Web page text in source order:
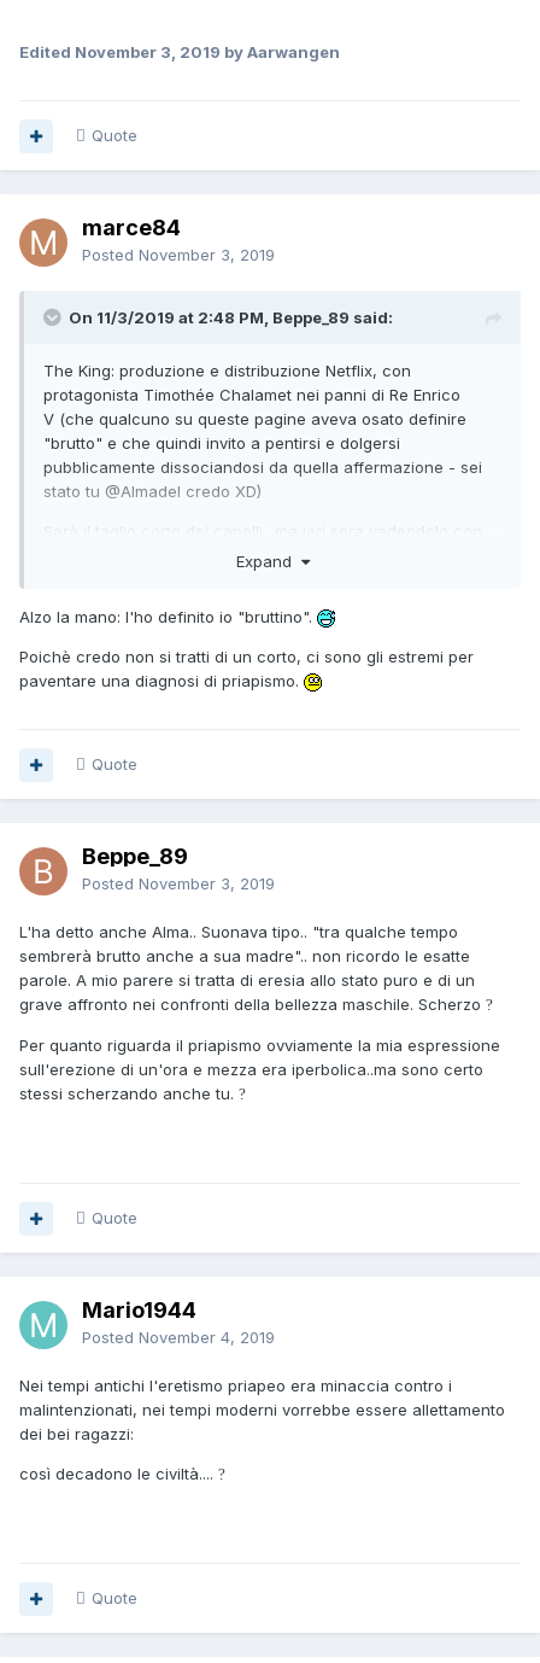
Edited November 3, 2019 by Aarwangen
Quote
marce84
Posted November 3, 2019
On 11/3/2019 at 2:48 PM, Beppe_89 said:
The King: produzione e distribuzione Netflix, con
protagonista Timothée Chalamet nei panni di Re Enrico
V (che qualcuno su queste pagine aveva osato definire
"brutto" e che quindi invito a pentirsi e dolgersi
pubblicamente dissociandosi da quella affermazione - sei
stato tu @Almadel credo XD)
Sarà il taglio corto dei capelli.. ma ieri sera vedendolo con
amici sono rimasto duro per praticamente l'intera durata del
Expand
Alzo la mano: l'ho definito io "bruttino".
Poichè credo non si tratti di un corto, ci sono gli estremi per
paventare una diagnosi di priapismo.
Quote
Beppe_89
Posted November 3, 2019
L'ha detto anche Alma.. Suonava tipo.. "tra qualche tempo
sembrerà brutto anche a sua madre".. non ricordo le esatte
parole. A mio parere si tratta di eresia allo stato puro e di un
grave affronto nei confronti della bellezza maschile. Scherzo ?
Per quanto riguarda il priapismo ovviamente la mia espressione
sull'erezione di un'ora e mezza era iperbolica..ma sono certo
stessi scherzando anche tu. ?
Quote
Mario1944
Posted November 4, 2019
Nei tempi antichi l'eretismo priapeo era minaccia contro i
malintenzionati, nei tempi moderni vorrebbe essere allettamento
dei bei ragazzi:
così decadono le civiltà.... ?
Quote